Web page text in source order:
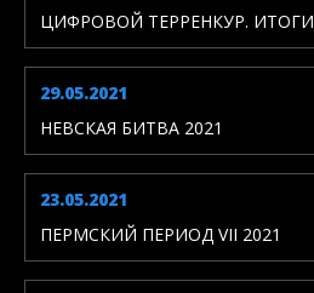
ЦИФРОВОЙ ТЕРРЕНКУР. ИТОГИ
29.05.2021
НЕВСКАЯ БИТВА 2021
23.05.2021
ПЕРМСКИЙ ПЕРИОД VII 2021